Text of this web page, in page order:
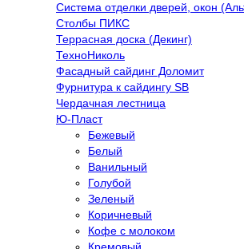
Система отделки дверей, окон
Столбы ПИКС
Террасная доска (Декинг)
ТехноНиколь
Фасадный сайдинг Доломит
Фурнитура к сайдингу SB
Чердачная лестница
Ю-Пласт
Бежевый
Белый
Ванильный
Голубой
Зеленый
Коричневый
Кофе с молоком